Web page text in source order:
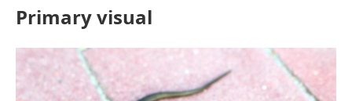
Primary visual